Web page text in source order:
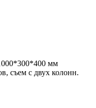
мм
съем с двух колонн.